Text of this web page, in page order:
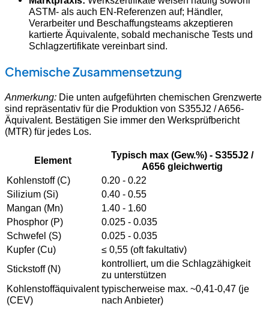
ASTM- als auch EN-Referenzen auf; Händler,
Verarbeiter und Beschaffungsteams akzeptieren
kartierte Äquivalente, sobald mechanische Tests und
Schlagzertifikate vereinbart sind.
Chemische Zusammensetzung
Anmerkung: Die unten aufgeführten chemischen Grenzwerte
sind repräsentativ für die Produktion von S355J2 / A656-
Äquivalent. Bestätigen Sie immer den Werksprüfbericht
(MTR) für jedes Los.
Element
Typisch max (Gew.%) - S355J2 /
A656 gleichwertig
Kohlenstoff (C)
0.20 - 0.22
Silizium (Si)
0.40 - 0.55
Mangan (Mn)
1.40 - 1.60
Phosphor (P)
0.025 - 0.035
Schwefel (S)
0.025 - 0.035
Kupfer (Cu)
≤ 0,55 (oft fakultativ)
Stickstoff (N)
kontrolliert, um die Schlagzähigkeit
zu unterstützen
Kohlenstoffäquivalent
(CEV)
typischerweise max. ~0,41-0,47 (je
nach Anbieter)